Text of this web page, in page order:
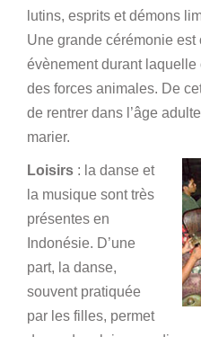
lutins, esprits et démons
Une grande cérémonie est
évènement durant
des forces animales. De
de rentrer dans l’âge
marier.
Loisirs : la danse et
la musique sont très
présentes en
Indonésie. D’une
part, la danse,
souvent pratiquée
par les filles, permet